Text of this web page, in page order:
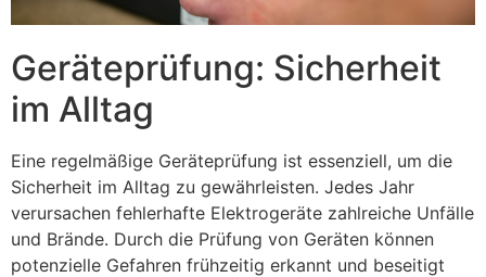
Geräteprüfung: Sicherheit
im Alltag
Eine regelmäßige Geräteprüfung ist essenziell, um die
Sicherheit im Alltag zu gewährleisten. Jedes Jahr
verursachen fehlerhafte Elektrogeräte zahlreiche Unfälle
und Brände. Durch die Prüfung von Geräten können
potenzielle Gefahren frühzeitig erkannt und beseitigt